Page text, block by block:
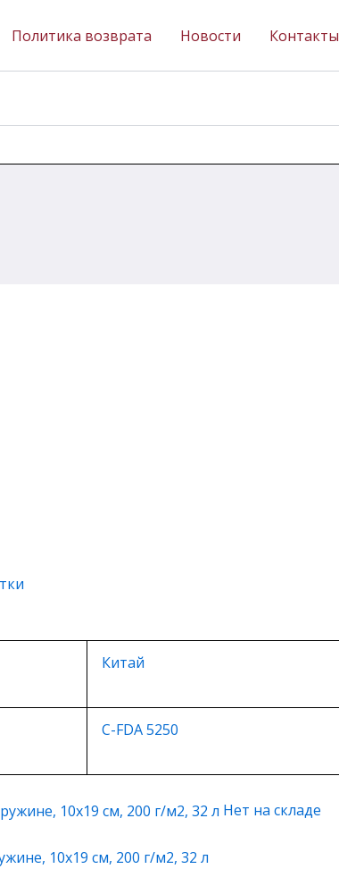
Политика возврата Новости Контакты
Китай
C-FDA 5250
Нет на складе
10х19 см, 200 г/м2, 32 л